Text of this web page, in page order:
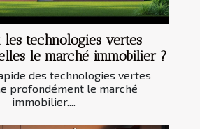
les technologies vertes
le marché immobilier ?
des technologies vertes
profondément le marché
immobilier....